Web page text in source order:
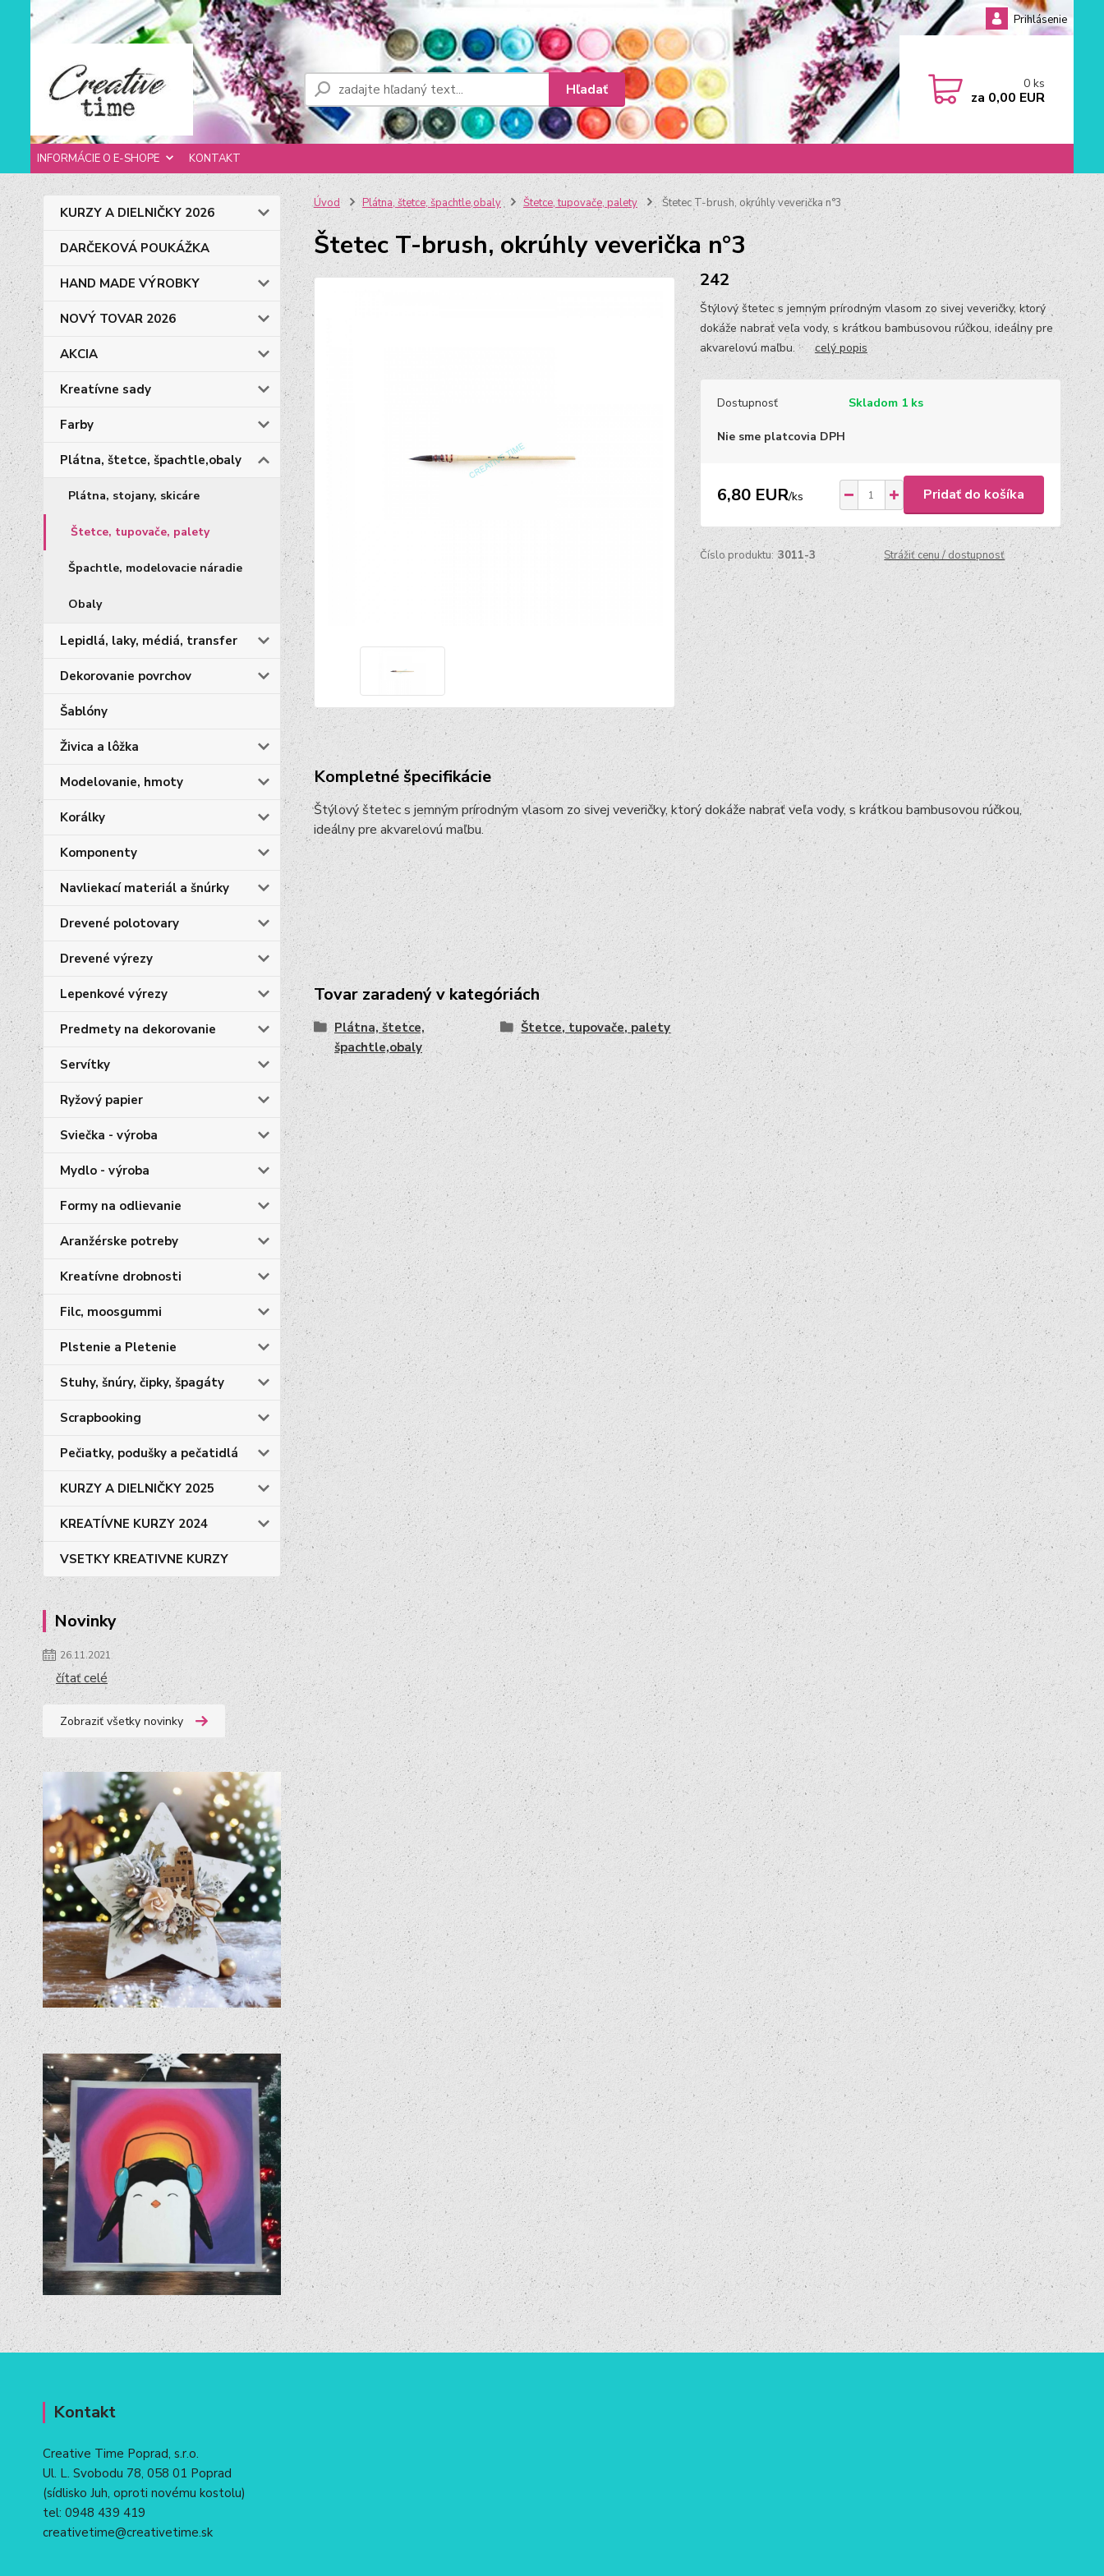
INFORMÁCIE O E-SHOPE KONTAKT
Prihlásenie
Hľadať 0ks
za 0,00 EUR
KURZY A DIELNIČKY 2026
DARČEKOVÁ POUKÁŽKA
HAND MADE VÝROBKY
NOVÝ TOVAR 2026
AKCIA
Kreatívne sady
Farby
Plátna, štetce, špachtle,obaly
Plátna, stojany, skicáre
Štetce, tupovače, palety
Špachtle, modelovacie náradie
Obaly
Lepidlá, laky, médiá, transfer
Dekorovanie povrchov
Šablóny
Živica a lôžka
Modelovanie, hmoty
Korálky
Komponenty
Navliekací materiál a šnúrky
Drevené polotovary
Drevené výrezy
Lepenkové výrezy
Predmety na dekorovanie
Servítky
Ryžový papier
Sviečka - výroba
Mydlo - výroba
Formy na odlievanie
Aranžérske potreby
Kreatívne drobnosti
Filc, moosgummi
Plstenie a Pletenie
Stuhy, šnúry, čipky, špagáty
Scrapbooking
Pečiatky, podušky a pečatidlá
KURZY A DIELNIČKY 2025
KREATÍVNE KURZY 2024
VSETKY KREATIVNE KURZY
Novinky
26.11.2021
čítať celé
Zobraziť všetky novinky
Úvod Plátna, štetce, špachtle,obaly Štetce, tupovače, palety Štetec T-brush, okrúhly veverička n°3
Štetec T-brush, okrúhly veverička n°3
242
Štýlový štetec s jemným prírodným vlasom zo sivej veveričky, ktorý
dokáže nabrať veľa vody, s krátkou bambusovou rúčkou, ideálny pre
akvarelovú maľbu.celý popis
Dostupnosť Skladom 1 ks
Nie sme platcovia DPH
6,80 EUR/ks Pridať do košíka
Číslo produktu: 3011-3 Strážiť cenu / dostupnosť
Kompletné špecifikácie
Štýlový štetec s jemným prírodným vlasom zo sivej veveričky, ktorý dokáže nabrať veľa vody, s krátkou bambusovou rúčkou,
ideálny pre akvarelovú maľbu.
Tovar zaradený v kategóriách
Plátna, štetce,
špachtle,obaly
Štetce, tupovače, palety
Kontakt
Creative Time Poprad, s.r.o.
Ul. L. Svobodu 78, 058 01 Poprad
(sídlisko Juh, oproti novému kostolu)
tel: 0948 439 419
creativetime@creativetime.sk